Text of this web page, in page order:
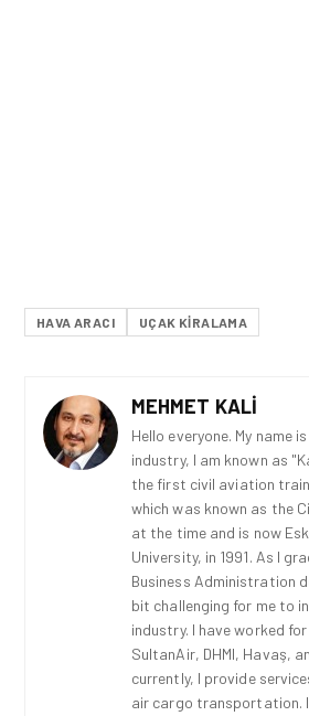
HAVA ARACI UÇAK KIRALAMA
MEHMET KALI
Hello everyone. My name
industry, I am known as
the first civil aviation
which was known as the
at the time and is now
University, in 1991. As I
Business Administration
bit challenging for me to
industry. I have worked
SultanAir, DHMI, Havaş,
currently, I provide
air cargo transportation. I